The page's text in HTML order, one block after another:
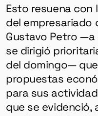
Esto resuena
del
Gustavo Petro
se dirigió
del domingo—
propuestas
para sus
que se evidenció,